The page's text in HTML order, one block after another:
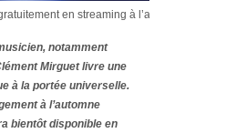
en streaming à l’adresse
notamment
Mirguet livre une
à la portée universelle.
à l’automne
bientôt disponible en